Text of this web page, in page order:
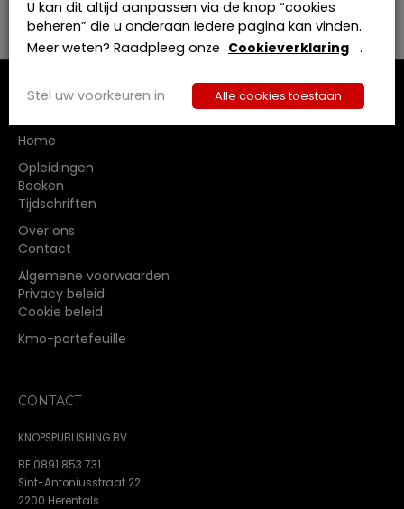
MENU
Home
Opleidingen
Boeken
Tijdschriften
Over ons
Contact
Algemene voorwaarden
Privacy beleid
Cookie beleid
Kmo-portefeuille
CONTACT
KNOPSPUBLISHING BV
BE 0891.853.731
Sint-Antoniusstraat 22
2200 Herentals
U kan dit altijd aanpassen via de knop “cookies
beheren” die u onderaan iedere pagina kan vinden.
Meer weten? Raadpleeg onze Cookieverklaring .
Stel uw voorkeuren in Alle cookies toestaan